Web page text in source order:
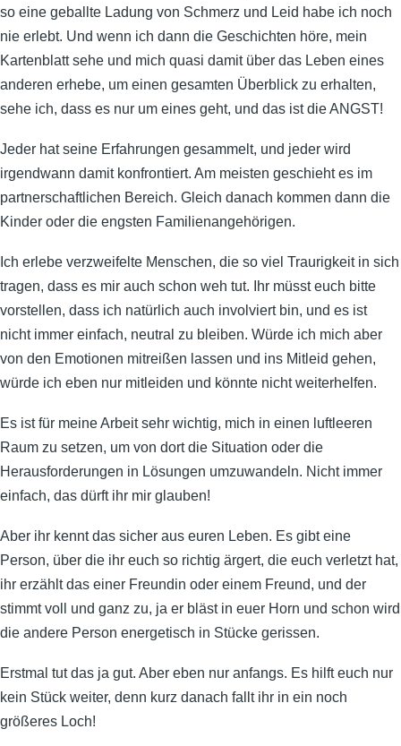
so eine geballte Ladung von Schmerz und Leid habe ich noch
nie erlebt. Und wenn ich dann die Geschichten höre, mein
Kartenblatt sehe und mich quasi damit über das Leben eines
anderen erhebe, um einen gesamten Überblick zu erhalten,
sehe ich, dass es nur um eines geht, und das ist die ANGST!
Jeder hat seine Erfahrungen gesammelt, und jeder wird
irgendwann damit konfrontiert. Am meisten geschieht es im
partnerschaftlichen Bereich. Gleich danach kommen dann die
Kinder oder die engsten Familienangehörigen.
Ich erlebe verzweifelte Menschen, die so viel Traurigkeit in sich
tragen, dass es mir auch schon weh tut. Ihr müsst euch bitte
vorstellen, dass ich natürlich auch involviert bin, und es ist
nicht immer einfach, neutral zu bleiben. Würde ich mich aber
von den Emotionen mitreißen lassen und ins Mitleid gehen,
würde ich eben nur mitleiden und könnte nicht weiterhelfen.
Es ist für meine Arbeit sehr wichtig, mich in einen luftleeren
Raum zu setzen, um von dort die Situation oder die
Herausforderungen in Lösungen umzuwandeln. Nicht immer
einfach, das dürft ihr mir glauben!
Aber ihr kennt das sicher aus euren Leben. Es gibt eine
Person, über die ihr euch so richtig ärgert, die euch verletzt hat,
ihr erzählt das einer Freundin oder einem Freund, und der
stimmt voll und ganz zu, ja er bläst in euer Horn und schon wird
die andere Person energetisch in Stücke gerissen.
Erstmal tut das ja gut. Aber eben nur anfangs. Es hilft euch nur
kein Stück weiter, denn kurz danach fallt ihr in ein noch
größeres Loch!